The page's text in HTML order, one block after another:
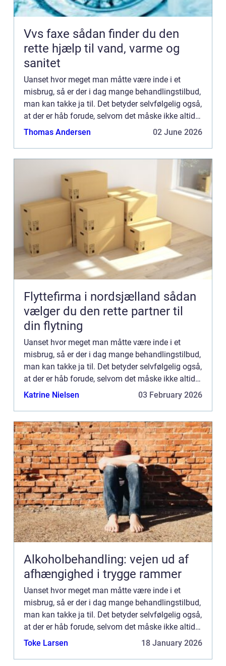
Vvs faxe sådan finder du den
rette hjælp til vand, varme og
sanitet
Uanset hvor meget man måtte være inde i et
misbrug, så er der i dag mange behandlingstilbud,
man kan takke ja til. Det betyder selvfølgelig også,
at der er håb forude, selvom det måske ikke altid
virker sådan, når man står midt i misbruget. Et af
Thomas Andersen 02 June 2026
Flyttefirma i nordsjælland sådan
vælger du den rette partner til
din flytning
Uanset hvor meget man måtte være inde i et
misbrug, så er der i dag mange behandlingstilbud,
man kan takke ja til. Det betyder selvfølgelig også,
at der er håb forude, selvom det måske ikke altid
virker sådan, når man står midt i misbruget. Et af
Katrine Nielsen 03 February 2026
Alkoholbehandling: vejen ud af
afhængighed i trygge rammer
Uanset hvor meget man måtte være inde i et
misbrug, så er der i dag mange behandlingstilbud,
man kan takke ja til. Det betyder selvfølgelig også,
at der er håb forude, selvom det måske ikke altid
virker sådan, når man står midt i misbruget. Et af
Toke Larsen 18 January 2026